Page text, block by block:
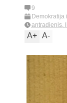
9
Demokratija
Savukynas
antradienis,
A+ A-